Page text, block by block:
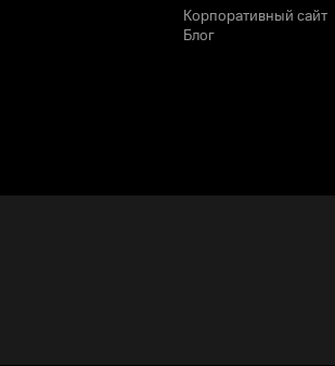
Корпоративный сайт
Блог